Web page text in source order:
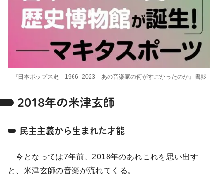
『日本ポップス史 1966‒2023 あの音楽家の何がすごかったのか』書影
2018年の米津玄師
民主主義から生まれた才能
今となっては7年前、2018年のあれこれを思い出す
と、米津玄師の音楽が流れてくる。